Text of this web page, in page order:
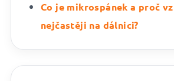
Co je mikrospánek a proč
nejčastěji na dálnici?